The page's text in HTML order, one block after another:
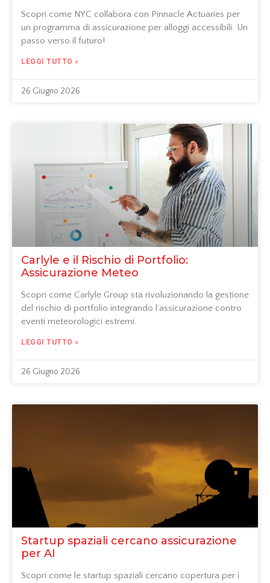
Scopri come NYC collabora con Pinnacle Actuaries per
un programma di assicurazione per alloggi accessibili. Un
passo verso il futuro!
LEGGI TUTTO »
26 Giugno 2026
Carlyle e il Rischio di Portfolio:
Assicurazione Meteo
Scopri come Carlyle Group sta rivoluzionando la gestione
del rischio di portfolio integrando l’assicurazione contro
eventi meteorologici estremi.
LEGGI TUTTO »
26 Giugno 2026
Startup spaziali cercano assicurazione
per AI
Scopri come le startup spaziali cercano copertura per i